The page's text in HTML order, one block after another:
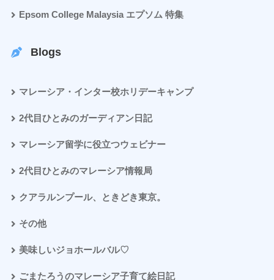
Epsom College Malaysia エプソム 特集
Blogs
マレーシア・インター校ホリデーキャンプ
2代目ひとみのガーディアン日記
マレーシア留学に役立つウェビナー
2代目ひとみのマレーシア情報局
クアラルンプール、ときどき東京。
その他
美味しいジョホールバル♡
ごまたろうのマレーシア子育て絵日記